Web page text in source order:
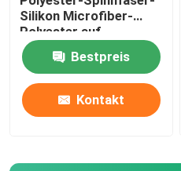
Silikon Microfiber-
Polyester auf
Bestpreis
Kontakt